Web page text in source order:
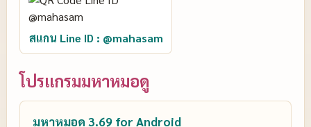
สแกน Line ID : @mahasam
โปรแกรมมหาหมอดู
มหาหมอดู 3.69 for Android